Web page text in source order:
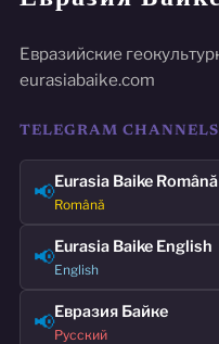
Евразийские
eurasiabaike.com
TELEGRAM CHANNELS
📢Eurasia Baike Română
Română
📢Eurasia Baike English
English
📢Евразия Байке
Русский